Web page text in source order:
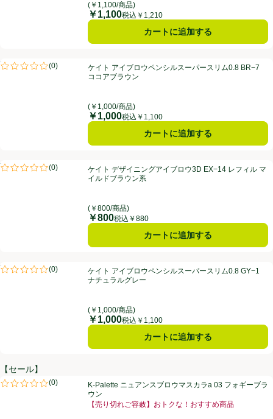
(￥1,100/商品)
価格
￥1,100税込￥1,210
カートに追加する
PR
PR
ケイト アイブロウペンシルスーパースリム0.8 BR−7 ココアブラウン
(0)
評価は0件のレビューで5点中0.0点。ケイト アイブロウペンシルスーパースリム0.8 BR−7
ココアブラウン
(￥1,000/商品)
価格
￥1,000税込￥1,100
カートに追加する
PR
PR
ケイト デザイニングアイブロウ3D EX−14 レフィル マイルドブラウン
(0)
評価は0件のレビューで5点中0.0点。ケイト デザイニングアイブロウ3D EX−14 レフィル マ
イルドブラウン系
(￥800/商品)
価格
￥800税込￥880
カートに追加する
PR
PR
ケイト アイブロウペンシルスーパースリム0.8 GY−1 ナチュラルグレー
(0)
評価は0件のレビューで5点中0.0点。ケイト アイブロウペンシルスーパースリム0.8 GY−1
ナチュラルグレー
(￥1,000/商品)
価格
￥1,000税込￥1,100
カートに追加する
【セール】
K-Palette ニュアンスブロウマスカラa 03 フォギーブラウン
(0)
評価は0件のレビューで5点中0.0点。K-Palette ニュアンスブロウマスカラa 03 フォギーブラ
ウン
【売り切れご容赦】おトクな！おすすめ商品